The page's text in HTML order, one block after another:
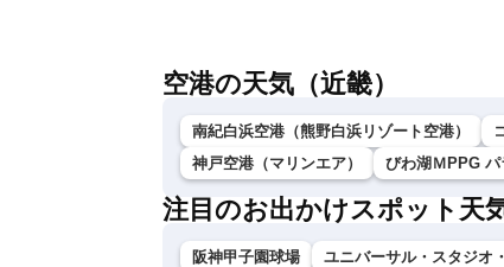
空港の天気（近畿）
南紀白浜空港（熊野白浜リゾート空港）
神戸空港（マリンエア）
びわ湖ＭPPG パ
注目のお出かけスポット天
阪神甲子園球場 ユニバーサル・スタジオ